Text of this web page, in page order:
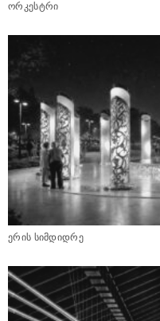
ორკესტრი
ერის სიმდიდრე